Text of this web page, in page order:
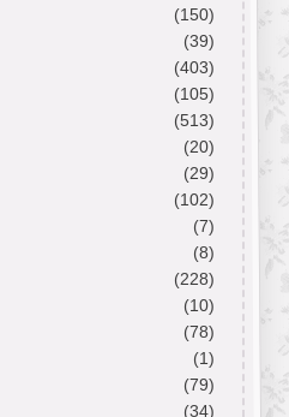
(150)
(39)
(403)
(105)
(513)
(20)
(29)
(102)
(7)
(8)
(228)
(10)
(78)
(1)
(79)
(34)